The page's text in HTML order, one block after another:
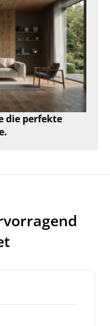
die perfekte